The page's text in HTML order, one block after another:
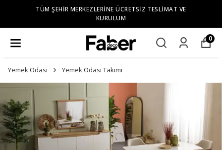
TÜM ŞEHIR MERKEZLERINE ÜCRETSIZ TESLIMAT VE
KURULUM
0
Yemek Odası Yemek Odası Takımı